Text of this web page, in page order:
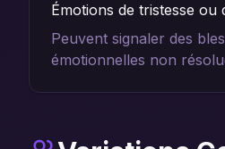
Émotions de tristesse ou
Peuvent signaler des
émotionnelles non